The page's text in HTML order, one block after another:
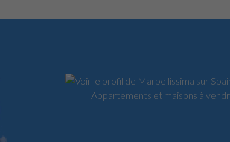
Appartements et maisons à